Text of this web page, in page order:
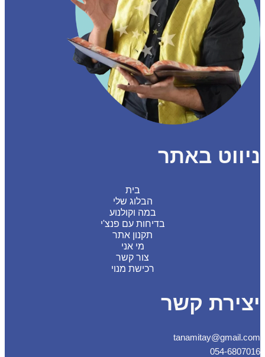
באתר
הבלוג שלי
במה וקולנוע
בדיחות עם פנצ'י
תקנון אתר
מי אני
צור קשר
רכישת מנוי
קשר
054-